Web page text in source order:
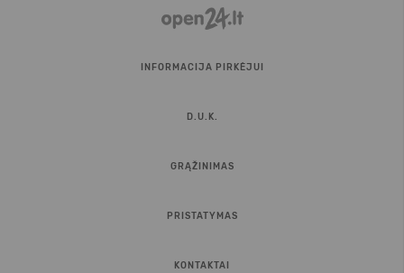
INFORMACIJA PIRKĖJUI
D.U.K.
GRĄŽINIMAS
PRISTATYMAS
KONTAKTAI